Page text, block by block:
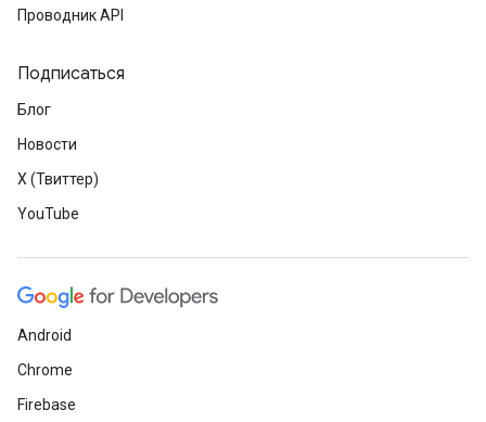
Проводник API
Подписаться
Блог
Новости
X (Твиттер)
YouTube
Android
Chrome
Firebase